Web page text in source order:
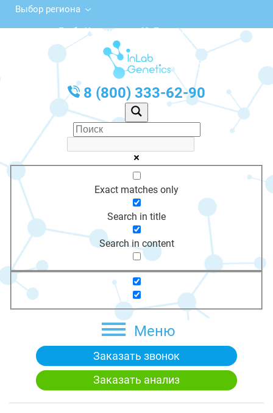
Выбор региона
ул. Глеба Успенского, 69, Бугульма
с 10:00 до 20:00
График работы: Пн-Пт с 10:00 до 20:00
8 (800) 333-62-90
Exact matches only
Search in title
Search in content
Меню
Заказать звонок
Заказать анализ